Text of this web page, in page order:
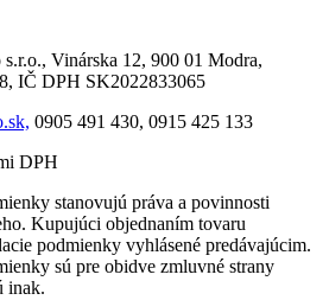
Vinárska 12, 900 01 Modra,
IČ DPH SK2022833065
0905 491 430, 0915 425 133
DPH
stanovujú práva a povinnosti
Kupujúci objednaním tovaru
podmienky vyhlásené predávajúcim.
sú pre obidve zmluvné strany
inak.